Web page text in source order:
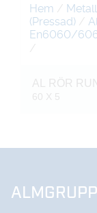
Hem / Metall
(Pressad) /
En6060/
/
AL RÖR
60 X 5